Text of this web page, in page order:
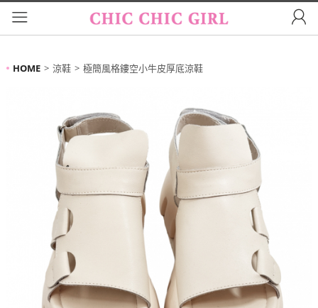
HOME 涼鞋 極簡風格鏤空小牛皮厚底涼鞋